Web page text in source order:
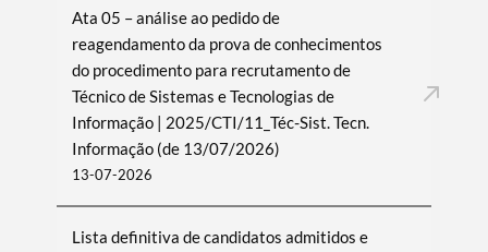
Ata 05 – análise ao pedido de
reagendamento da prova de conhecimentos
do procedimento para recrutamento de
Técnico de Sistemas e Tecnologias de
Informação | 2025/CTI/11_Téc-Sist. Tecn.
Informação (de 13/07/2026)
13-07-2026
Lista definitiva de candidatos admitidos e